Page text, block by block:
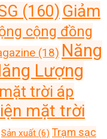
(160) Giảm
cộng đồng
(18) Năng
Lượng
trời áp
mặt trời
Sản xuất (6) Trạm sạc